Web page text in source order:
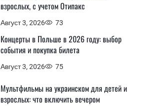
Август 3, 2026 73
взрослых, с учетом Отипакс
Август 3, 2026 75
Концерты в Польше в 2026 году: выбор
события и покупка билета
Мультфильмы на украинском для детей и
взрослых: что включить вечером